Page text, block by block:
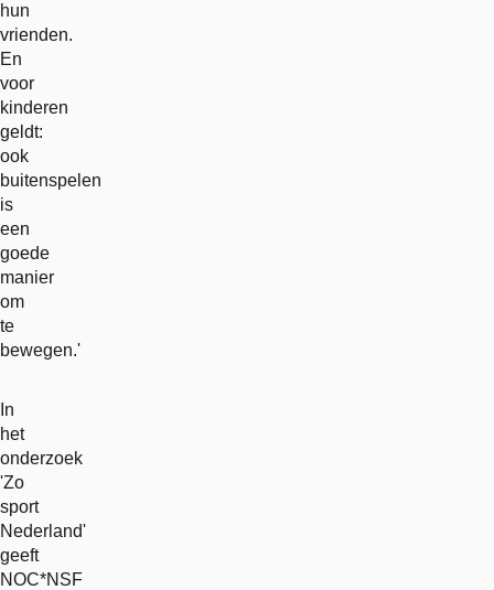
hun
vrienden.
En
voor
kinderen
geldt:
ook
buitenspelen
is
een
goede
manier
om
te
bewegen.'
In
het
onderzoek
'Zo
sport
Nederland'
geeft
NOC*NSF